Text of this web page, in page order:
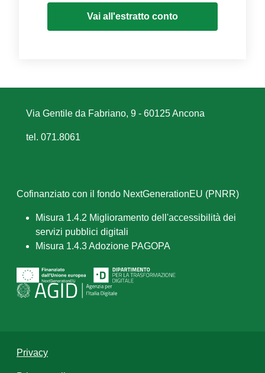
Vai all'estratto conto
Via Gentile da Fabriano, 9 - 60125 Ancona
tel. 071.8061
Cofinanziato con il fondo NextGenerationEU (PNRR)
Misura 1.4.2 Miglioramento dell'accessibilità dei
servizi pubblici digitali
Misura 1.4.3 Adozione PAGOPA
Privacy